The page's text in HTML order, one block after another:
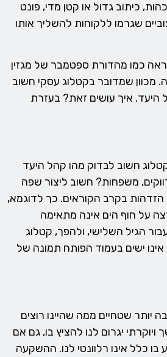
כיתוב גדול או קטן מדי, פונט
שגרמו ללקוחות להשליך אותו
כמו מהדורת ספטמבר של מגזין
מכוון שמדובר בקטלוג עסקי חשוב
היעד. איך עושים זאת? בעזרת
חשוב לבדוק מהו קהל היעד
משפחות? חשוב ליצור שפה
הזדהות בקרב הקוראים. כך לדוגמא,
על חוף הים אינה מתאימה
הגיל השלישי, ולהפך, קטלוג
אינו ישים בעמוד הפותח תמונה של
יותר שטחיים ממה שהיינו רוצים
ויוקרתי יגרום לנו להציץ בו, גם אם
בו כלל אינו רלוונטי לנו. ההשקעה